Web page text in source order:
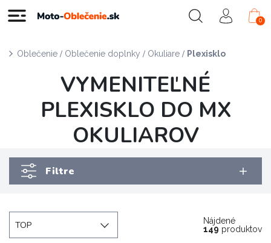
0
Oblečenie / Oblečenie doplnky / Okuliare / Plexisklo
VYMENITEĽNÉ
PLEXISKLO DO MX
OKULIAROV
Filtre
Nájdené
149 produktov
TOP